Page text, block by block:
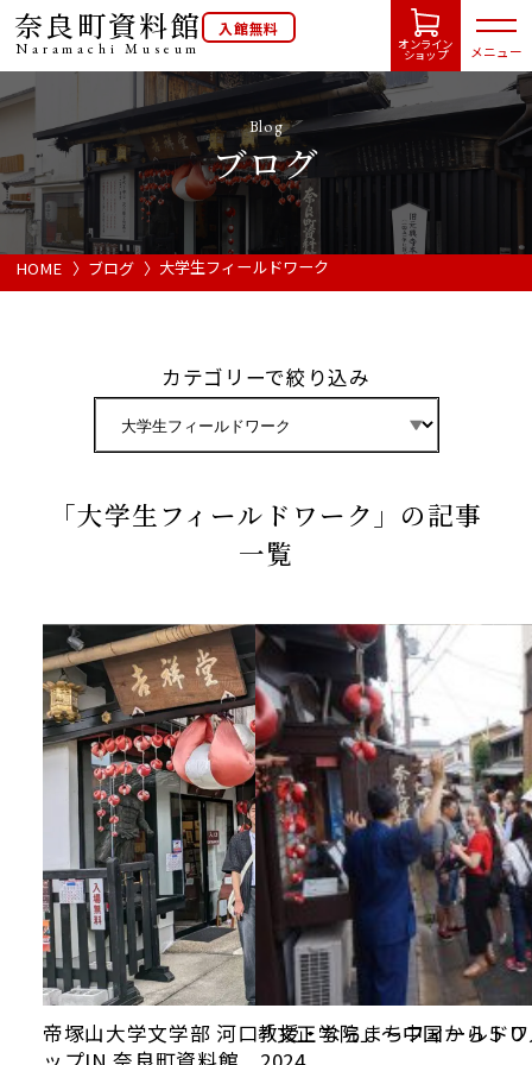
奈良町資料館
NaramachiMuseum
入館無料
オンライン
ショップ メニュー
HOME
開館カレンダー
ご利用案内
当館について
活動実績
お知らせ
ブログ
オンラインショップ
Blog
ブログ
HOME ブログ 大学生フィールドワーク
カテゴリーで絞り込み
「大学生フィールドワーク」の記事
一覧
帝塚山大学文学部 河口教授・ならまちフィールド
「文正学院」～中国から５